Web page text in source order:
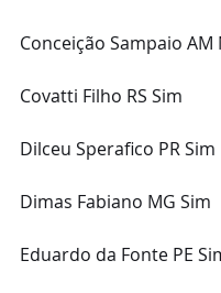
Conceição Sampaio AM
Covatti Filho RS Sim
Dilceu Sperafico PR Sim
Dimas Fabiano MG Sim
Eduardo da Fonte PE